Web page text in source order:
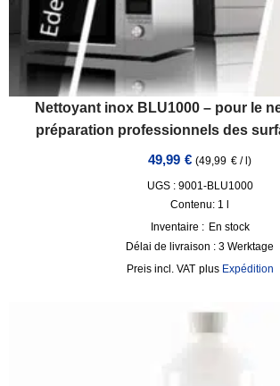
Nettoyant inox BLU1000 – pour le
préparation professionnels des
49,99 € (49,99 € /l)
UGS : 9001-BLU1000
Contenu: 1
Inventaire : En stock
Délai de livraison : 3 Werktage
incl. VAT plus Expédition